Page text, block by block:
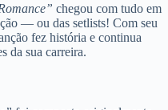
chegou com tudo em
— ou das setlists! Com seu
fez história e continua
da sua carreira.